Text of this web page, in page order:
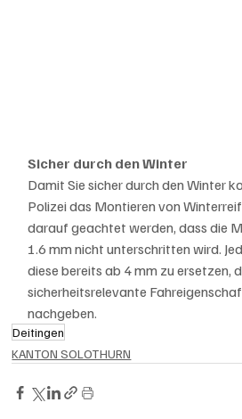
Sicher durch den Winter
Damit Sie sicher durch den Winter
Polizei das Montieren von
darauf geachtet werden, dass die
1.6 mm nicht unterschritten wird.
diese bereits ab 4 mm zu ersetzen,
sicherheitsrelevante
nachgeben.
Deitingen
KANTON SOLOTHURN